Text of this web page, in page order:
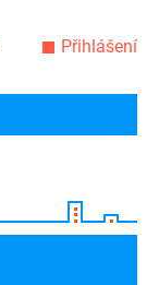
Přihlášení